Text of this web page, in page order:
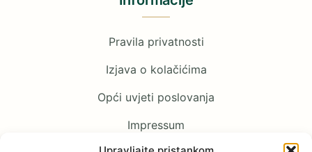
Pravila privatnosti
Izjava o kolačićima
Opći uvjeti poslovanja
Impressum